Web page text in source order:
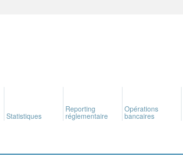
Statistiques
Reporting
réglementaire
Opérations
bancaires